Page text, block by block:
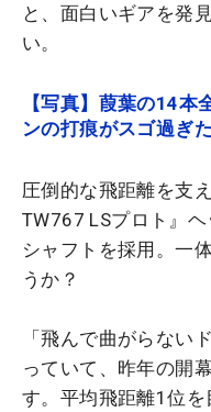
と、面白いギアを発
い。
【写真】葭葉の14
ンの打痕がスゴ過ぎた
圧倒的な飛距離を支
TW767 LSプロト』ヘ
シャフトを採用。一
うか？
「飛んで曲がらない
っていて、昨年の開
す。平均飛距離1位